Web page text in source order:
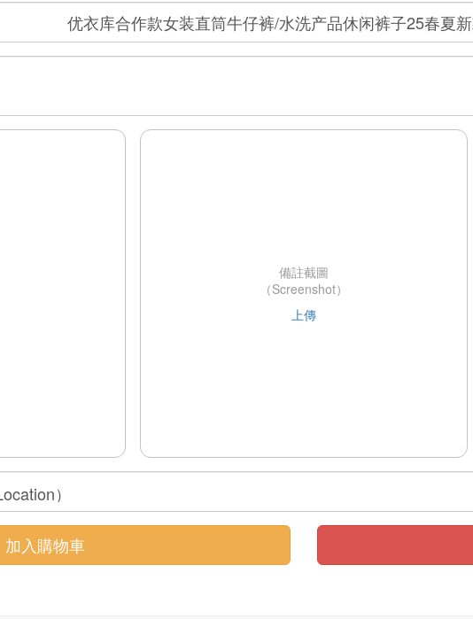
備註截圖
（Screenshot）
上傳
加入購物車